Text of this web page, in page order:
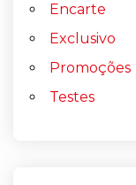
Encarte
Exclusivo
Promoções
Testes